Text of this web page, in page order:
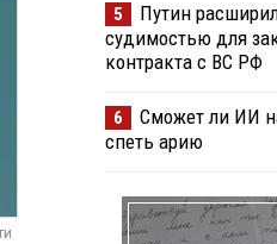
5
Путин
судимостью для
контракта с ВС РФ
6
Сможет ли ИИ
спеть арию